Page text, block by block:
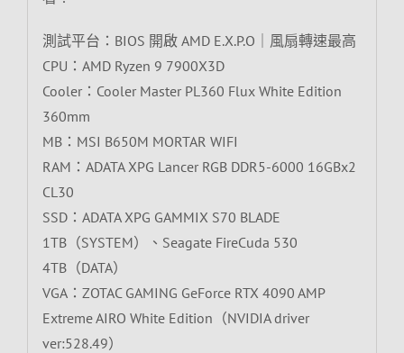
測試平台：BIOS 開啟 AMD E.X.P.O｜風扇轉速最高
CPU：AMD Ryzen 9 7900X3D
Cooler：Cooler Master PL360 Flux White Edition
360mm
MB：MSI B650M MORTAR WIFI
RAM：ADATA XPG Lancer RGB DDR5-6000 16GBx2
CL30
SSD：ADATA XPG GAMMIX S70 BLADE
1TB（SYSTEM）、Seagate FireCuda 530
4TB（DATA）
VGA：ZOTAC GAMING GeForce RTX 4090 AMP
Extreme AIRO White Edition（NVIDIA driver
ver:528.49）